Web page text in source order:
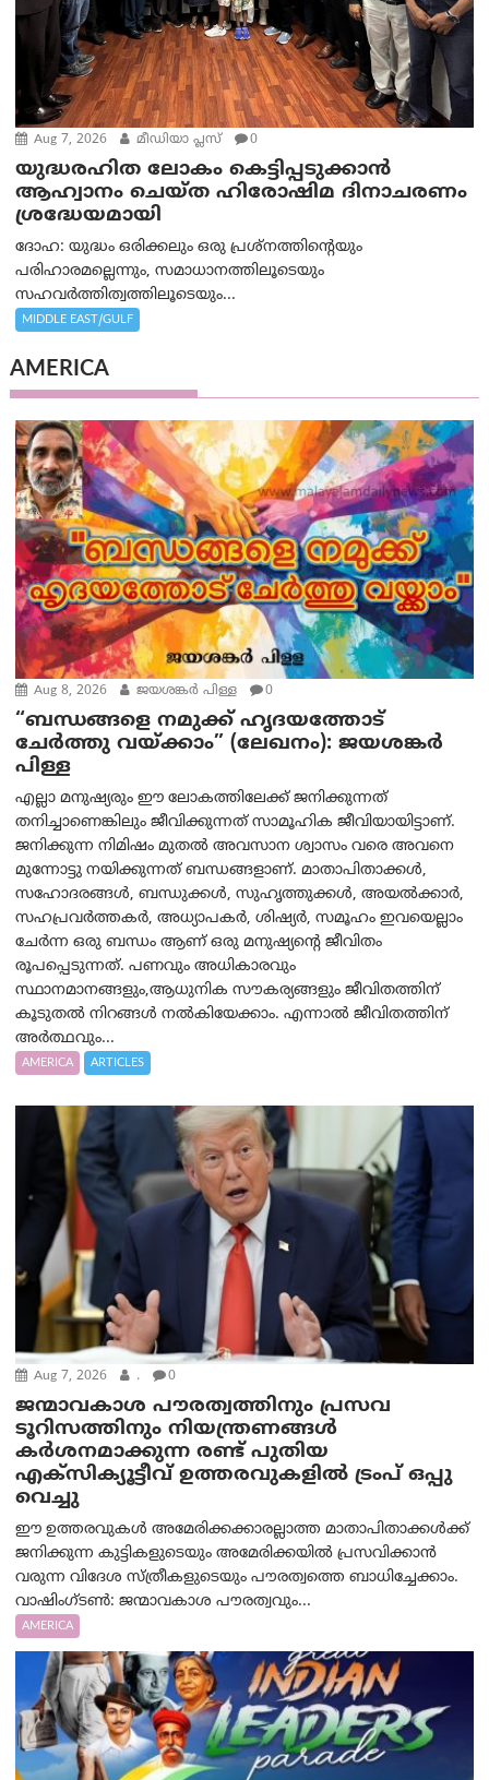
Aug 7, 2026 മീഡിയാ പ്ലസ് 0
യുദ്ധരഹിത ലോകം കെട്ടിപ്പടുക്കാന്‍
ആഹ്വാനം ചെയ്ത ഹിരോഷിമ ദിനാചരണം
ശ്രദ്ധേയമായി
ദോഹ: യുദ്ധം ഒരിക്കലും ഒരു പ്രശ്‌നത്തിന്റെയും
പരിഹാരമല്ലെന്നും, സമാധാനത്തിലൂടെയും
സഹവര്‍ത്തിത്വത്തിലൂടെയും...
MIDDLE EAST/GULF
AMERICA
Aug 8, 2026 ജയശങ്കര്‍ പിള്ള 0
“ബന്ധങ്ങളെ നമുക്ക് ഹൃദയത്തോട്
ചേർത്തു വയ്ക്കാം” (ലേഖനം): ജയശങ്കര്‍
പിള്ള
എല്ലാ മനുഷ്യരും ഈ ലോകത്തിലേക്ക് ജനിക്കുന്നത്
തനിച്ചാണെങ്കിലും ജീവിക്കുന്നത് സാമൂഹിക ജീവിയായിട്ടാണ്.
ജനിക്കുന്ന നിമിഷം മുതൽ അവസാന ശ്വാസം വരെ അവനെ
മുന്നോട്ടു നയിക്കുന്നത് ബന്ധങ്ങളാണ്. മാതാപിതാക്കൾ,
സഹോദരങ്ങൾ, ബന്ധുക്കൾ, സുഹൃത്തുക്കൾ, അയൽക്കാർ,
സഹപ്രവർത്തകർ, അധ്യാപകർ, ശിഷ്യർ, സമൂഹം ഇവയെല്ലാം
ചേർന്ന ഒരു ബന്ധം ആണ് ഒരു മനുഷ്യന്റെ ജീവിതം
രൂപപ്പെടുന്നത്. പണവും അധികാരവും
സ്ഥാനമാനങ്ങളും,ആധുനിക സൗകര്യങ്ങളും ജീവിതത്തിന്
കൂടുതൽ നിറങ്ങൾ നൽകിയേക്കാം. എന്നാൽ ജീവിതത്തിന്
അർത്ഥവും...
AMERICA ARTICLES
Aug 7, 2026 . 0
ജന്മാവകാശ പൗരത്വത്തിനും പ്രസവ
ടൂറിസത്തിനും നിയന്ത്രണങ്ങൾ
കർശനമാക്കുന്ന രണ്ട് പുതിയ
എക്സിക്യൂട്ടീവ് ഉത്തരവുകളിൽ ട്രംപ് ഒപ്പു
വെച്ചു
ഈ ഉത്തരവുകൾ അമേരിക്കക്കാരല്ലാത്ത മാതാപിതാക്കൾക്ക്
ജനിക്കുന്ന കുട്ടികളുടെയും അമേരിക്കയിൽ പ്രസവിക്കാൻ
വരുന്ന വിദേശ സ്ത്രീകളുടെയും പൗരത്വത്തെ ബാധിച്ചേക്കാം.
വാഷിംഗ്ടണ്‍: ജന്മാവകാശ പൗരത്വവും...
AMERICA